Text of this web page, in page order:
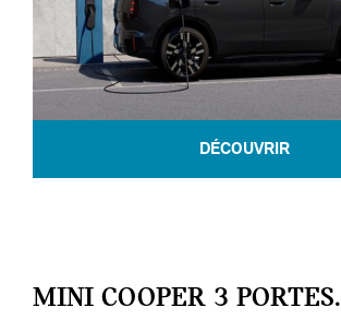
DÉCOUVRIR
MINI COOPER 3 PORTES.